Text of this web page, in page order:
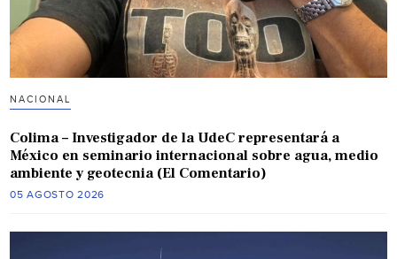
NACIONAL
Colima – Investigador de la UdeC representará a
México en seminario internacional sobre agua, medio
ambiente y geotecnia (El Comentario)
05 AGOSTO 2026